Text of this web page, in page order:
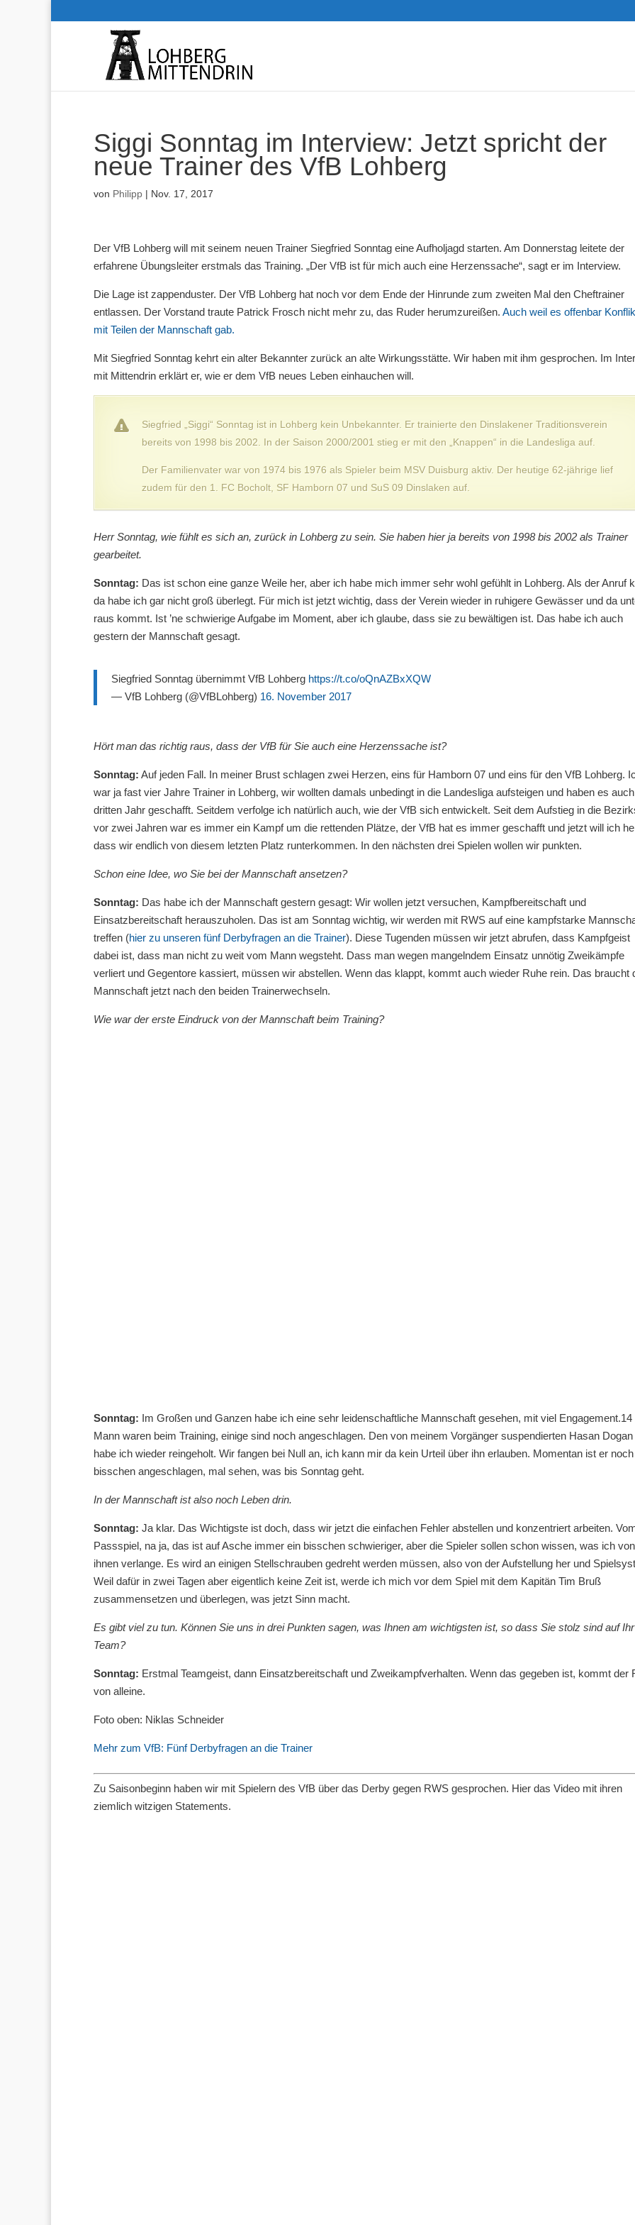
Siggi Sonntag im Interview: Jetzt spricht der
neue Trainer des VfB Lohberg
von Philipp | Nov. 17, 2017
Der VfB Lohberg will mit seinem neuen Trainer Siegfried Sonntag eine Aufholjagd starten. Am Donnerstag leitete der
erfahrene Übungsleiter erstmals das Training. „Der VfB ist für mich auch eine Herzenssache“, sagt er im Interview.
Die Lage ist zappenduster. Der VfB Lohberg hat noch vor dem Ende der Hinrunde zum zweiten Mal den Cheftrainer
entlassen. Der Vorstand traute Patrick Frosch nicht mehr zu, das Ruder herumzureißen. Auch weil es offenbar
mit Teilen der Mannschaft gab.
Mit Siegfried Sonntag kehrt ein alter Bekannter zurück an alte Wirkungsstätte. Wir haben mit ihm gesprochen. Im
mit Mittendrin erklärt er, wie er dem VfB neues Leben einhauchen will.
Siegfried „Siggi“ Sonntag ist in Lohberg kein Unbekannter. Er trainierte den Dinslakener Traditionsverein
bereits von 1998 bis 2002. In der Saison 2000/2001 stieg er mit den „Knappen“ in die Landesliga auf.
Der Familienvater war von 1974 bis 1976 als Spieler beim MSV Duisburg aktiv. Der heutige 62-jährige lief
zudem für den 1. FC Bocholt, SF Hamborn 07 und SuS 09 Dinslaken auf.
Herr Sonntag, wie fühlt es sich an, zurück in Lohberg zu sein. Sie haben hier ja bereits von 1998 bis 2002 als Trainer
gearbeitet.
Sonntag: Das ist schon eine ganze Weile her, aber ich habe mich immer sehr wohl gefühlt in Lohberg. Als der Anruf
da habe ich gar nicht groß überlegt. Für mich ist jetzt wichtig, dass der Verein wieder in ruhigere Gewässer und da
raus kommt. Ist ’ne schwierige Aufgabe im Moment, aber ich glaube, dass sie zu bewältigen ist. Das habe ich auch
gestern der Mannschaft gesagt.
Siegfried Sonntag übernimmt VfB Lohberg https://t.co/oQnAZBxXQW
— VfB Lohberg (@VfBLohberg) 16. November 2017
Hört man das richtig raus, dass der VfB für Sie auch eine Herzenssache ist?
Sonntag: Auf jeden Fall. In meiner Brust schlagen zwei Herzen, eins für Hamborn 07 und eins für den VfB Lohberg.
war ja fast vier Jahre Trainer in Lohberg, wir wollten damals unbedingt in die Landesliga aufsteigen und haben es
dritten Jahr geschafft. Seitdem verfolge ich natürlich auch, wie der VfB sich entwickelt. Seit dem Aufstieg in die
vor zwei Jahren war es immer ein Kampf um die rettenden Plätze, der VfB hat es immer geschafft und jetzt will ich
dass wir endlich von diesem letzten Platz runterkommen. In den nächsten drei Spielen wollen wir punkten.
Schon eine Idee, wo Sie bei der Mannschaft ansetzen?
Sonntag: Das habe ich der Mannschaft gestern gesagt: Wir wollen jetzt versuchen, Kampfbereitschaft und
Einsatzbereitschaft herauszuholen. Das ist am Sonntag wichtig, wir werden mit RWS auf eine kampfstarke
treffen (hier zu unseren fünf Derbyfragen an die Trainer). Diese Tugenden müssen wir jetzt abrufen, dass Kampfgeist
dabei ist, dass man nicht zu weit vom Mann wegsteht. Dass man wegen mangelndem Einsatz unnötig Zweikämpfe
verliert und Gegentore kassiert, müssen wir abstellen. Wenn das klappt, kommt auch wieder Ruhe rein. Das braucht
Mannschaft jetzt nach den beiden Trainerwechseln.
Wie war der erste Eindruck von der Mannschaft beim Training?
Sonntag: Im Großen und Ganzen habe ich eine sehr leidenschaftliche Mannschaft gesehen, mit viel Engagement.14
Mann waren beim Training, einige sind noch angeschlagen. Den von meinem Vorgänger suspendierten Hasan Dogan
habe ich wieder reingeholt. Wir fangen bei Null an, ich kann mir da kein Urteil über ihn erlauben. Momentan ist er
bisschen angeschlagen, mal sehen, was bis Sonntag geht.
In der Mannschaft ist also noch Leben drin.
Sonntag: Ja klar. Das Wichtigste ist doch, dass wir jetzt die einfachen Fehler abstellen und konzentriert arbeiten.
Passspiel, na ja, das ist auf Asche immer ein bisschen schwieriger, aber die Spieler sollen schon wissen, was ich von
ihnen verlange. Es wird an einigen Stellschrauben gedreht werden müssen, also von der Aufstellung her und
Weil dafür in zwei Tagen aber eigentlich keine Zeit ist, werde ich mich vor dem Spiel mit dem Kapitän Tim Bruß
zusammensetzen und überlegen, was jetzt Sinn macht.
Es gibt viel zu tun. Können Sie uns in drei Punkten sagen, was Ihnen am wichtigsten ist, so dass Sie stolz sind auf Ihr
Team?
Sonntag: Erstmal Teamgeist, dann Einsatzbereitschaft und Zweikampfverhalten. Wenn das gegeben ist, kommt der
von alleine.
Foto oben: Niklas Schneider
Mehr zum VfB: Fünf Derbyfragen an die Trainer
Zu Saisonbeginn haben wir mit Spielern des VfB über das Derby gegen RWS gesprochen. Hier das Video mit ihren
ziemlich witzigen Statements.